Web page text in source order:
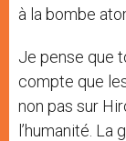
à la bombe
Je pense que
compte que
non pas sur
l’humanité. La